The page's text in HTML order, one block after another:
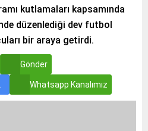
kutlamaları kapsamında
düzenlediği dev futbol
bir araya getirdi.
Gönder
Whatsapp Kanalımız